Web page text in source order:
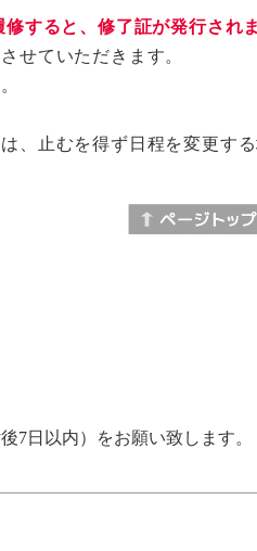
すると、修了証が発行されま
せていただきます。
、止むを得ず日程を変更す
7日以内）をお願い致します。